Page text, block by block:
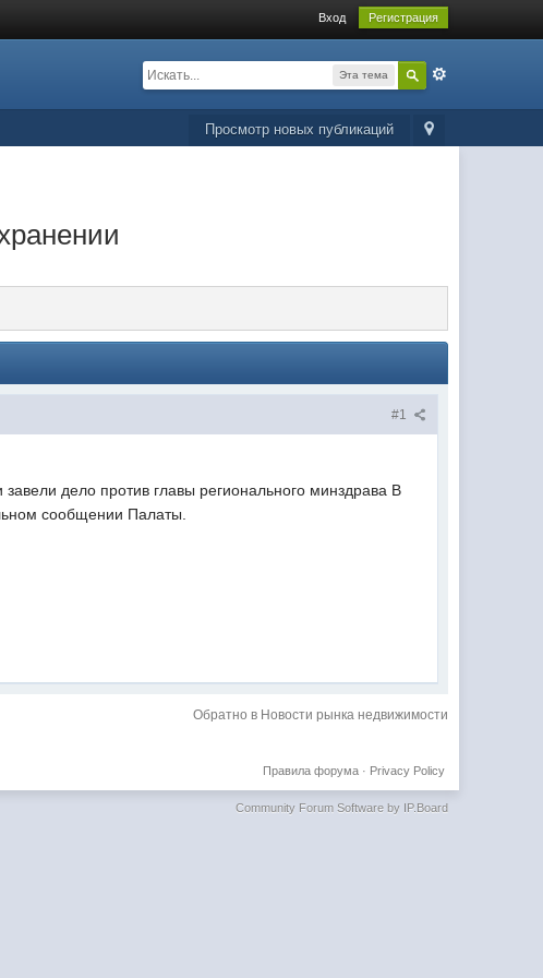
Вход Регистрация
Эта тема
Просмотр новых публикаций
#1
дело против главы регионального минздрава В
сообщении Палаты.
Обратно в Новости рынка недвижимости
Privacy Policy
Правила форума·
Community Forum Software by IP.Board